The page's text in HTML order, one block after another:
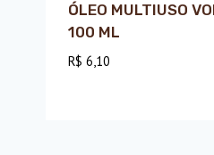
ÓLEO MULTIUSO
100 ML
R$ 6,10